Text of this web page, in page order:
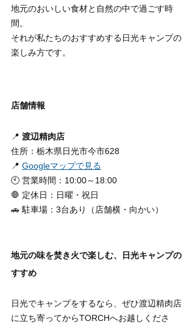
地元のおいしい食材と自然の中で過ごす時
間。
それが私たちのおすすめする日光キャンプの
楽しみ方です。
店舗情報
📍 渡辺精肉店
住所：栃木県日光市今市628
📍 Googleマップで見る
🕙 営業時間：10:00～18:00
🛑 定休日：日曜・祝日
🚗 駐車場：3台あり（店舗横・向かい）
地元の味を焚き火で楽しむ、日光キャンプの
すすめ
日光でキャンプをするなら、ぜひ渡辺精肉店
に立ち寄ってからTORCHへお越しくださ